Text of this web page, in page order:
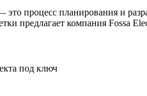
процесс планирования и
предлагает компания Fossa
под ключ